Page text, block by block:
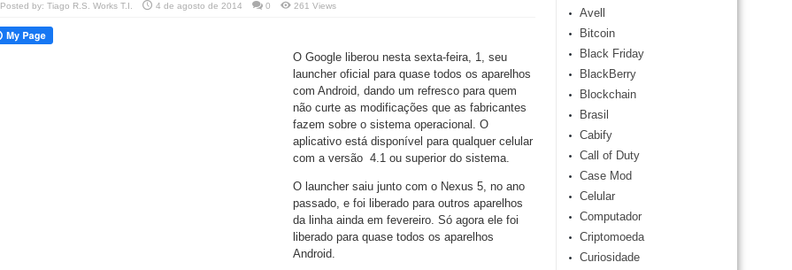
Posted by: Tiago R.S. Works T.I. 4 de agosto de 2014 0 261 Views
O Google liberou nesta sexta-feira, 1, seu
launcher oficial para quase todos os aparelhos
com Android, dando um refresco para quem
não curte as modificações que as fabricantes
fazem sobre o sistema operacional. O
aplicativo está disponível para qualquer celular
com a versão 4.1 ou superior do sistema.
O launcher saiu junto com o Nexus 5, no ano
passado, e foi liberado para outros aparelhos
da linha ainda em fevereiro. Só agora ele foi
liberado para quase todos os aparelhos
Android.
Avell
Bitcoin
Black Friday
BlackBerry
Blockchain
Brasil
Cabify
Call of Duty
Case Mod
Celular
Computador
Criptomoeda
Curiosidade